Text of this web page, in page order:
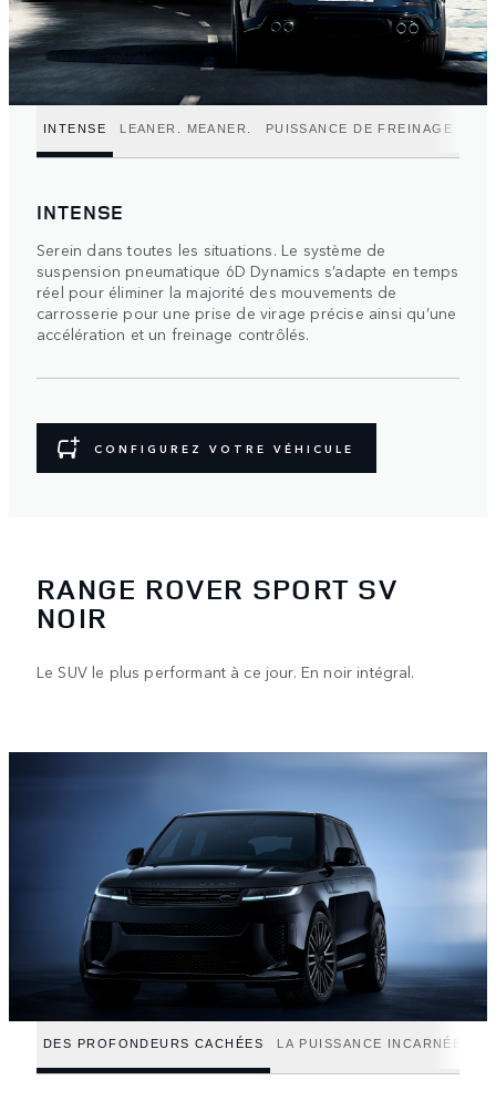
INTENSE LEANER. MEANER. PUISSANCE DE FREINAGE
INTENSE
Serein dans toutes les situations. Le système de
suspension pneumatique 6D Dynamics s’adapte en temps
réel pour éliminer la majorité des mouvements de
carrosserie pour une prise de virage précise ainsi qu’une
accélération et un freinage contrôlés.
CONFIGUREZ VOTRE VÉHICULE
RANGE ROVER SPORT SV
NOIR
Le SUV le plus performant à ce jour. En noir intégral.
DES PROFONDEURS CACHÉES LA PUISSANCE INCARNÉE